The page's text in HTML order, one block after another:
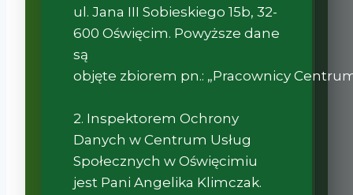
ul. Jana III Sobieskiego 15b, 32-
600 Oświęcim. Powyższe dane
są
objęte zbiorem pn.: „Pracownicy
2. Inspektorem Ochrony
Danych w Centrum Usług
Społecznych w Oświęcimiu
jest Pani Angelika Klimczak.